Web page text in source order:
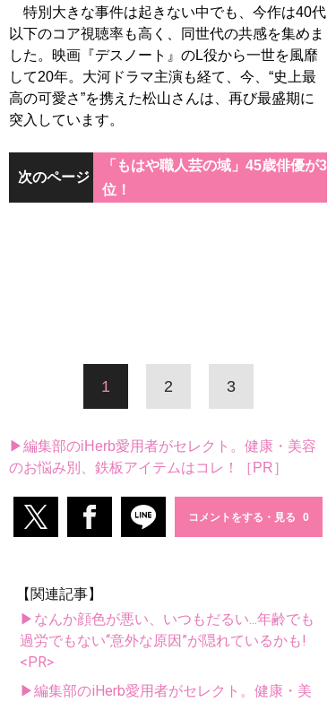
特別大きな事件は起きない中でも、今作は40代
以下のコア視聴率も高く、同世代の共感を集めま
した。映画『デスノート』のL役から一世を風靡
して20年。大河ドラマ主演も経て、今、“史上最
高の可愛さ”を携えた松山さんは、再び最盛期に
突入しています。
次のページ
「もはや職人芸の域」45歳俳優が3
位！
1 2 3
▶編集部のiHerb愛用者がセレクト。健康・美容
のお悩み別、鉄板アイテムはコレ！［PR］
コメントをする・見る
【関連記事】
▶なんか顔色が悪い、いつもだるい...年齢でも
過労でもない“意外な原因”が隠れているかも!
<PR>
▶編集部のiHerb愛用者がセレクト。健康・美